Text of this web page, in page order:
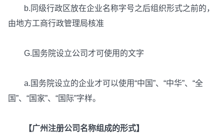
b.同级行政区放在企业名称字号之后组织形式之前的，
由地方工商行政管理局核准
G.国务院设立公司才可使用的文字
a.国务院设立的企业才可以使用“中国”、“中华”、“全
国”、“国家”、“国际”字样。
【广州注册公司名称组成的形式】